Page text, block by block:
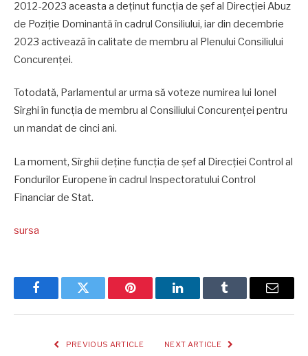
2012-2023 aceasta a deținut funcția de șef al Direcției Abuz
de Poziție Dominantă în cadrul Consiliului, iar din decembrie
2023 activează în calitate de membru al Plenului Consiliului
Concurenței.
Totodată, Parlamentul ar urma să voteze numirea lui Ionel
Sîrghi în funcția de membru al Consiliului Concurenței pentru
un mandat de cinci ani.
La moment, Sîrghii deține funcția de șef al Direcției Control al
Fondurilor Europene în cadrul Inspectoratului Control
Financiar de Stat.
sursa
FacebookTwitter Pinterest LinkedInTumblr Email
PREVIOUS ARTICLE NEXT ARTICLE